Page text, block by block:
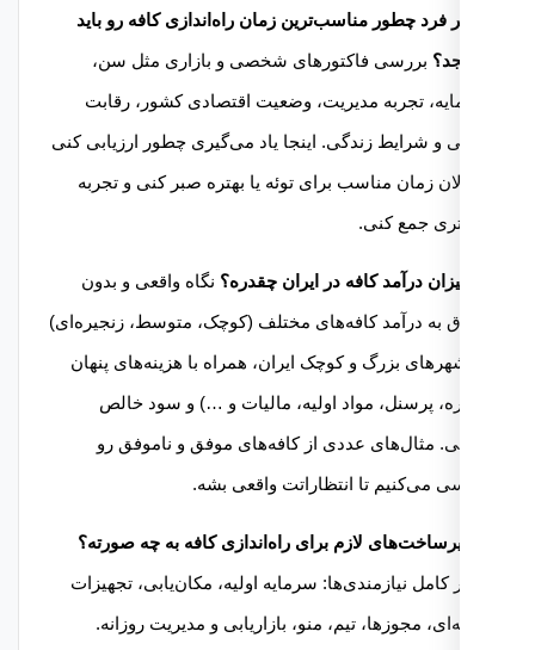
فرد چطور مناسب‌ترین زمان راه‌اندازی کافه رو باید
بررسی فاکتورهای شخصی و بازاری مثل سن،
تجربه مدیریت، وضعیت اقتصادی کشور، رقابت
و شرایط زندگی. اینجا یاد می‌گیری چطور ارزیابی کنی
زمان مناسب برای توئه یا بهتره صبر کنی و تجربه
جمع کنی.
نگاه واقعی و بدون
به درآمد کافه‌های مختلف (کوچک، متوسط، زنجیره‌ای)
بزرگ و کوچک ایران، همراه با هزینه‌های پنهان
پرسنل، مواد اولیه، مالیات و …) و سود خالص
مثال‌های عددی از کافه‌های موفق و ناموفق رو
می‌کنیم تا انتظاراتت واقعی بشه.
کامل نیازمندی‌ها: سرمایه اولیه، مکان‌یابی، تجهیزات
مجوزها، تیم، منو، بازاریابی و مدیریت روزانه.